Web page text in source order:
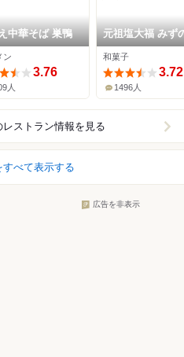
中華そば 巣鴨
ン
3.76
人
元祖塩大福 みず
和菓子
3.72
1496人
レストラン情報を見る
すべて表示する
広告を非表示